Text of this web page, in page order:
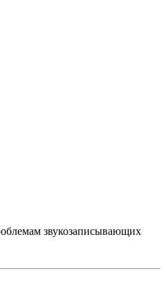
звукозаписывающих